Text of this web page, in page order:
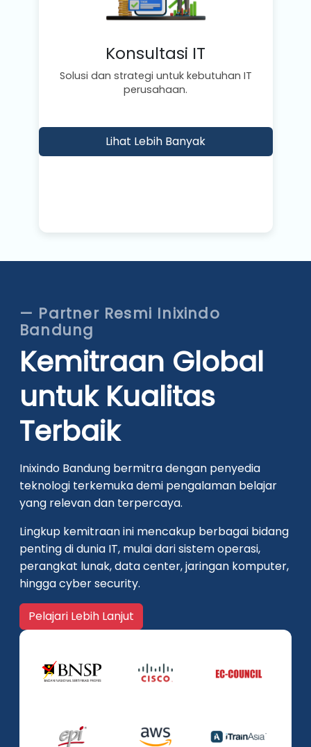
Konsultasi IT
Solusi dan strategi untuk kebutuhan IT
perusahaan.
Lihat Lebih Banyak
— Partner Resmi Inixindo
Bandung
Kemitraan Global
untuk Kualitas
Terbaik
Inixindo Bandung bermitra dengan penyedia
teknologi terkemuka demi pengalaman belajar
yang relevan dan terpercaya.
Lingkup kemitraan ini mencakup berbagai bidang
penting di dunia IT, mulai dari sistem operasi,
perangkat lunak, data center, jaringan komputer,
hingga cyber security.
Pelajari Lebih Lanjut